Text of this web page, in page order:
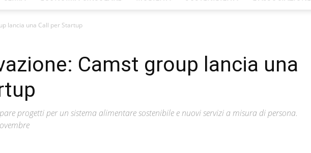
lancia una Call per Startup
Camst group lancia una
progetti per un sistema alimentare sostenibile e nuovi servizi a misura di persona.